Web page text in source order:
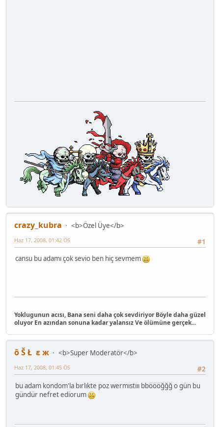
crazy_kubra
<b>Özel Üye</b>
#1
Haz 17, 2008, 01:42 ÖS
cansu bu adamı çok sevio ben hiç sevmem
Yoklugunun acısı, Bana seni daha çok sevdiriyor Böyle daha güzel
oluyor En azından sonuna kadar yalansız Ve ölümüne gerçek...
ô Š Ł ε ж
<b>Super Moderatör</b>
#2
Haz 17, 2008, 01:45 ÖS
bu adam kondom'la bırlıkte poz wermıstııı bböööğğğ o gün bu
gündür nefret ediorum